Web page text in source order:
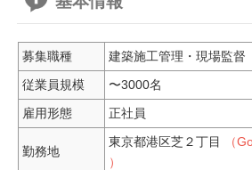
募集職種
建築施工管理・現場監督
従業員規模
〜3000名
雇用形態
正社員
勤務地
東京都港区芝２丁目
（
）